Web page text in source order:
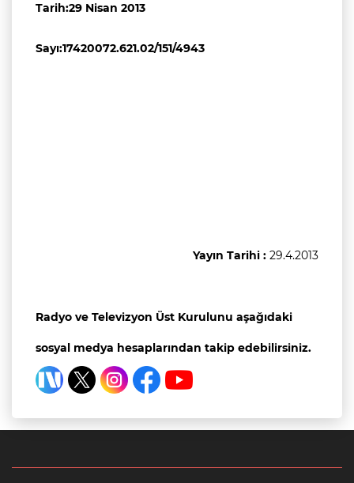
Tarih:29 Nisan 2013
Sayı:17420072.621.02/151/4943
Yayın Tarihi : 29.4.2013
Radyo ve Televizyon Üst Kurulunu aşağıdaki
sosyal medya hesaplarından takip edebilirsiniz.